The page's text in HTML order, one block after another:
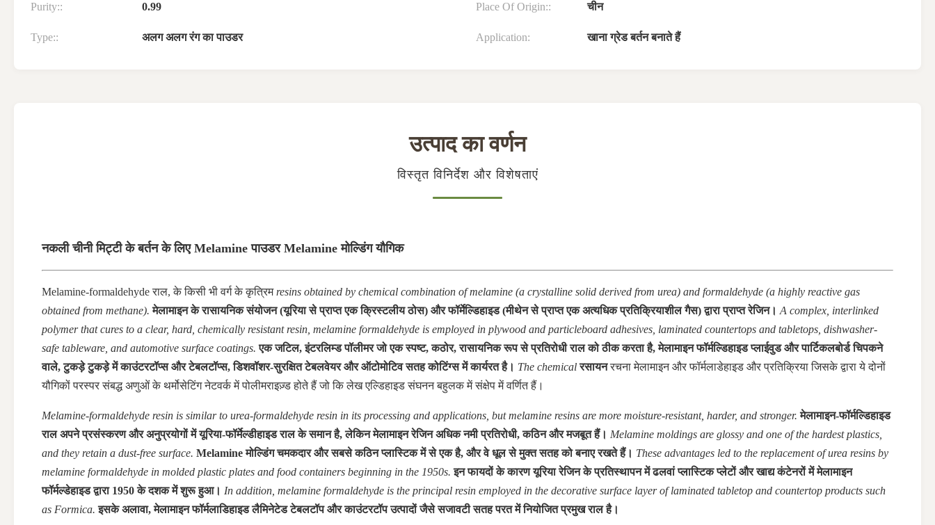
Purity:: 0.99 Place Of Origin:: चीन
Type:: अलग अलग रंग का पाउडर Application: खाना ग्रेड बर्तन बनाते हैं
उत्पाद का वर्णन
विस्तृत विनिर्देश और विशेषताएं
नकली चीनी मिट्टी के बर्तन के लिए Melamine पाउडर Melamine मोल्डिंग यौगिक
Melamine-formaldehyde राल, के किसी भी वर्ग केकृत्रिम resins obtained by chemical combination of melamine (a crystalline solid derived from urea) and formaldehyde (a highly reactive gas
obtained from methane). मेलामाइन के रासायनिक संयोजन (यूरिया से प्राप्त एक क्रिस्टलीय ठोस) और फॉर्मेल्डिहाइड (मीथेन से प्राप्त एक अत्यधिक प्रतिक्रियाशील गैस) द्वारा प्राप्त रेजिन। A complex, interlinked
polymer that cures to a clear, hard, chemically resistant resin, melamine formaldehyde is employed in plywood and particleboard adhesives, laminated countertops and tabletops, dishwasher-
safe tableware, and automotive surface coatings. एक जटिल, इंटरलिम्ड पॉलीमर जो एक स्पष्ट, कठोर, रासायनिक रूप से प्रतिरोधी राल को ठीक करता है, मेलामाइन फॉर्मल्डिहाइड प्लाईवुड और पार्टिकलबोर्ड चिपकने
वाले, टुकड़े टुकड़े में काउंटरटॉप्स और टेबलटॉप्स, डिशवॉशर-सुरक्षित टेबलवेयर और ऑटोमोटिव सतह कोटिंग्स में कार्यरत है। The chemical रसायन रचनामेलामाइन और फॉर्मलाडेहाइड और प्रतिक्रिया जिसके द्वारा ये दोनों
यौगिकोंपरस्पर संबद्ध अणुओं के थर्मोसेटिंग नेटवर्क में पोलीमराइज़्ड होते हैं जो कि लेख एल्डिहाइड संघनन बहुलक में संक्षेप में वर्णित हैं।
Melamine-formaldehyde resin is similar to urea-formaldehyde resin in its processing and applications, but melamine resins are more moisture-resistant, harder, and stronger. मेलामाइन-फॉर्मल्डिहाइड
राल अपने प्रसंस्करण और अनुप्रयोगों में यूरिया-फॉर्मेल्डीहाइड राल के समान है, लेकिन मेलामाइन रेजिन अधिक नमी प्रतिरोधी, कठिन और मजबूत हैं। Melamine moldings are glossy and one of the hardest plastics,
and they retain a dust-free surface. Melamine मोल्डिंग चमकदार और सबसे कठिन प्लास्टिक में से एक है, और वे धूल से मुक्त सतह को बनाए रखते हैं। These advantages led to the replacement of urea resins by
melamine formaldehyde in molded plastic plates and food containers beginning in the 1950s. इन फायदों के कारण यूरिया रेजिन के प्रतिस्थापन में ढलवां प्लास्टिक प्लेटों और खाद्य कंटेनरों में मेलामाइन
फॉर्मल्डेहाइड द्वारा 1950 के दशक में शुरू हुआ। In addition, melamine formaldehyde is the principal resin employed in the decorative surface layer of laminated tabletop and countertop products such
as Formica. इसके अलावा, मेलामाइन फॉर्मलाडिहाइड लैमिनेटेड टेबलटॉप और काउंटरटॉप उत्पादों जैसे सजावटी सतह परत में नियोजित प्रमुख राल है।